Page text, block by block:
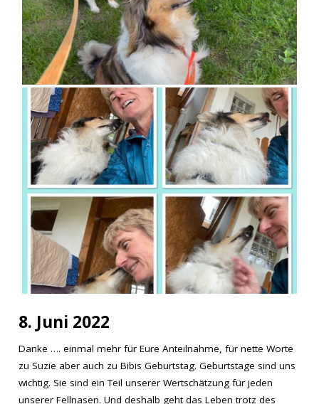
8. Juni 2022
Danke …. einmal mehr für Eure Anteilnahme, für nette Worte
zu Suzie aber auch zu Bibis Geburtstag. Geburtstage sind uns
wichtig. Sie sind ein Teil unserer Wertschätzung für jeden
unserer Fellnasen. Und deshalb geht das Leben trotz des